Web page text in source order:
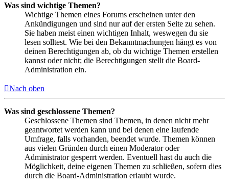
Was sind wichtige Themen?
Wichtige Themen eines Forums erscheinen unter den
Ankündigungen und sind nur auf der ersten Seite zu sehen.
Sie haben meist einen wichtigen Inhalt, weswegen du sie
lesen solltest. Wie bei den Bekanntmachungen hängt es von
deinen Berechtigungen ab, ob du wichtige Themen erstellen
kannst oder nicht; die Berechtigungen stellt die Board-
Administration ein.
Nach oben
Was sind geschlossene Themen?
Geschlossene Themen sind Themen, in denen nicht mehr
geantwortet werden kann und bei denen eine laufende
Umfrage, falls vorhanden, beendet wurde. Themen können
aus vielen Gründen durch einen Moderator oder
Administrator gesperrt werden. Eventuell hast du auch die
Möglichkeit, deine eigenen Themen zu schließen, sofern dies
durch die Board-Administration erlaubt wurde.